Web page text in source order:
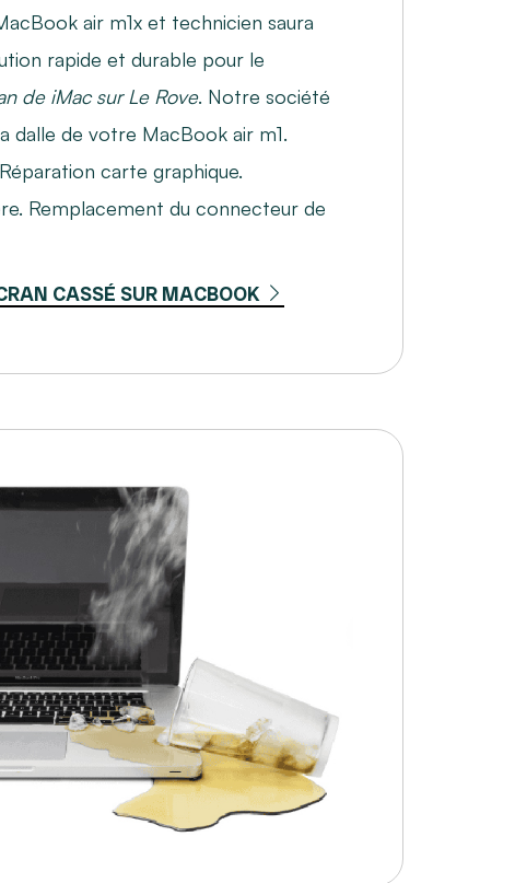
air m1x et technicien saura
rapide et durable pour le
de iMac sur Le Rove. Notre société
dalle de votre MacBook air m1.
carte graphique.
Remplacement du connecteur de
CASSÉ SUR MACBOOK